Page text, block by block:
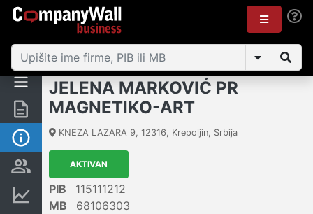
Rezime
Osnovni podaci
Vlasnička struktura
Finansijski podaci
JELENA MARKOVIĆ PR
MAGNETIKO-ART
KNEZA LAZARA 9, 12316, Krepoljin, Srbija
AKTIVAN
PIB
115111212
MB
68106303